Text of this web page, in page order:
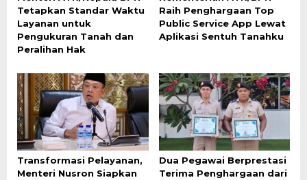
Tetapkan Standar Waktu
Layanan untuk
Pengukuran Tanah dan
Peralihan Hak
Raih Penghargaan Top
Public Service App Lewat
Aplikasi Sentuh Tanahku
Transformasi Pelayanan,
Menteri Nusron Siapkan
Dua Pegawai Berprestasi
Terima Penghargaan dari